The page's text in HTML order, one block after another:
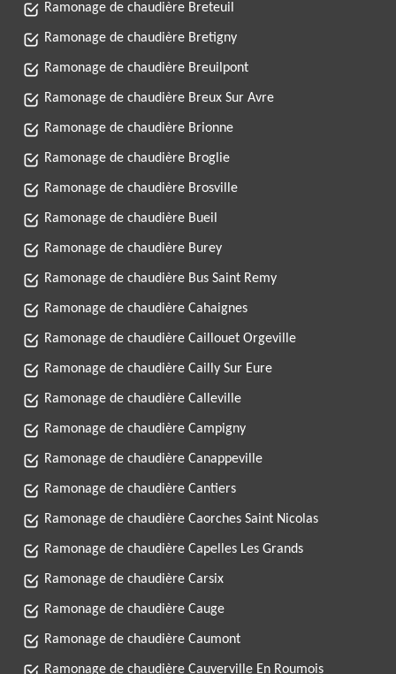
Ramonage de chaudière Breteuil
Ramonage de chaudière Bretigny
Ramonage de chaudière Breuilpont
Ramonage de chaudière Breux Sur Avre
Ramonage de chaudière Brionne
Ramonage de chaudière Broglie
Ramonage de chaudière Brosville
Ramonage de chaudière Bueil
Ramonage de chaudière Burey
Ramonage de chaudière Bus Saint Remy
Ramonage de chaudière Cahaignes
Ramonage de chaudière Caillouet Orgeville
Ramonage de chaudière Cailly Sur Eure
Ramonage de chaudière Calleville
Ramonage de chaudière Campigny
Ramonage de chaudière Canappeville
Ramonage de chaudière Cantiers
Ramonage de chaudière Caorches Saint Nicolas
Ramonage de chaudière Capelles Les Grands
Ramonage de chaudière Carsix
Ramonage de chaudière Cauge
Ramonage de chaudière Caumont
Ramonage de chaudière Cauverville En Roumois